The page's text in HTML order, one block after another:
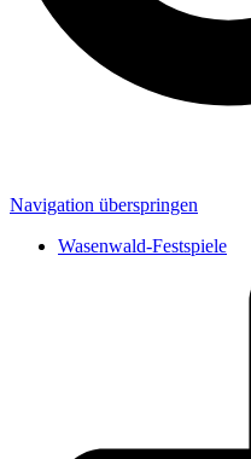
Navigation überspringen
Wasenwald-Festspiele